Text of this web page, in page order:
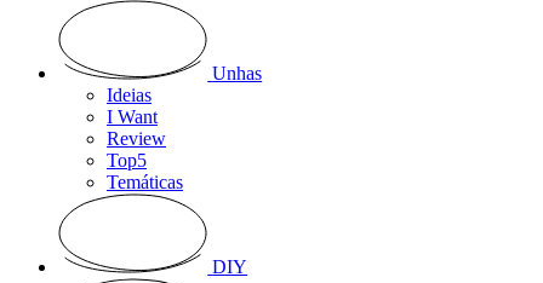
Unhas
Ideias
I Want
Review
Top5
Temáticas
DIY